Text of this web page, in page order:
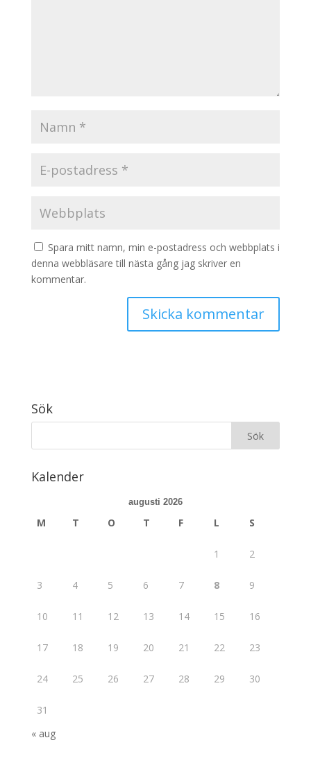
Spara mitt namn, min e-postadress och webbplats i
denna webbläsare till nästa gång jag skriver en
kommentar.
Sök
Kalender
augusti 2026
M T O T F L S
1 2
3 4 5 6 7 8 9
10 11 12 13 14 15 16
17 18 19 20 21 22 23
24 25 26 27 28 29 30
31
« aug